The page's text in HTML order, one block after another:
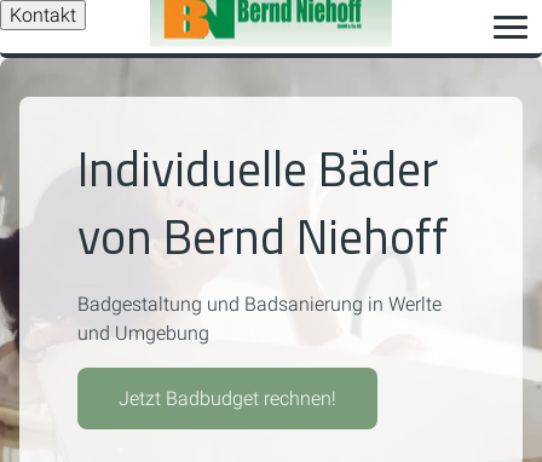
Kontakt
Individuelle Bäder
von Bernd Niehoff
Badgestaltung und Badsanierung in Werlte
und Umgebung
Jetzt Badbudget rechnen!